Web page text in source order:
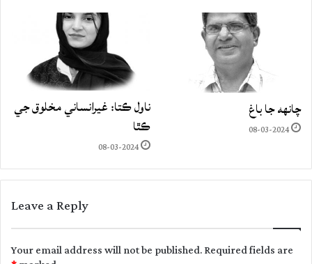
چانهه جا باغ
08-03-2024
ناول ڪتا: غيرانساني مخلوق جي
ڪٿا
08-03-2024
Leave a Reply
Your email address will not be published.Required fields are